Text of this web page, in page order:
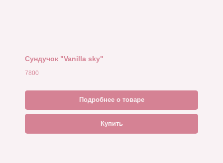
Cундучок "Vanilla sky"
7800
Подробнее о товаре
Купить